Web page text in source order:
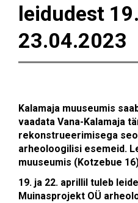
leidudest
23.04.2023
Kalamaja muuseumis
vaadata Vana-Kalamaja
rekonstrueerimisega
arheoloogilisi esemeid.
muuseumis (Kotzebue
19. ja 22. aprillil tuleb
Muinasprojekt OÜ